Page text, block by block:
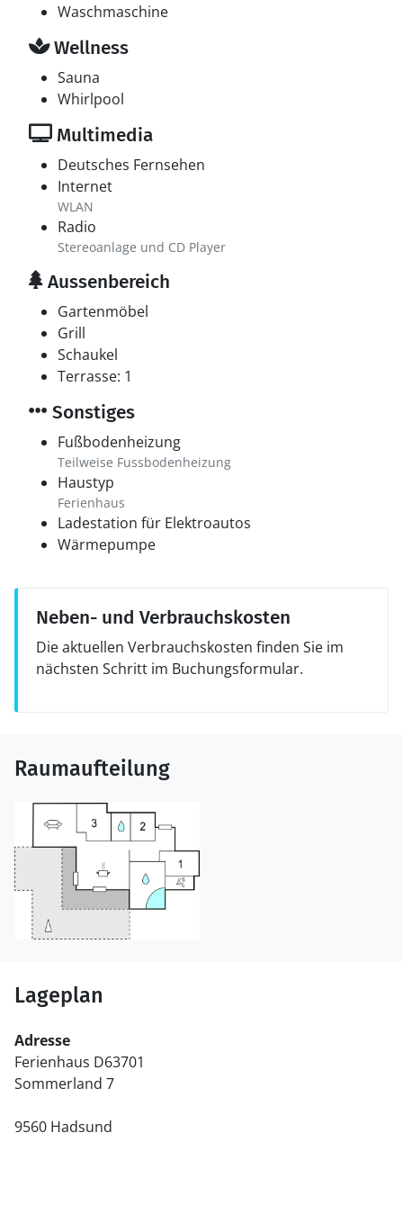
Waschmaschine
Wellness
Sauna
Whirlpool
Multimedia
Deutsches Fernsehen
Internet
WLAN
Radio
Stereoanlage und CD Player
Aussenbereich
Gartenmöbel
Grill
Schaukel
Terrasse: 1
Sonstiges
Fußbodenheizung
Teilweise Fussbodenheizung
Haustyp
Ferienhaus
Ladestation für Elektroautos
Wärmepumpe
Neben- und Verbrauchskosten
Die aktuellen Verbrauchskosten finden Sie im
nächsten Schritt im Buchungsformular.
Raumaufteilung
Lageplan
Adresse
Ferienhaus D63701
Sommerland 7
9560 Hadsund